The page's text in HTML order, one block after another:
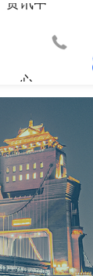
荣誉资质
发展历程
员工风采
城市更新事业
混凝土外加剂
防水/防腐涂料
修缮材料
防腐耐久材料
科研平台
桥梁隧道工程
水利水电工程
机场码头工程
资讯中
心
行业新闻
联系我们